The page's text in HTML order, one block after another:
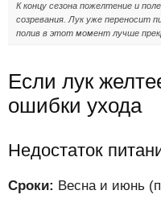
К концу сезона пожелтение и
созревания. Лук уже переносит
полив в этот момент лучше
Если лук
ошибки ухода
Недостаток
Сроки: Весна и июнь